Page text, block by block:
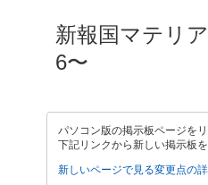
新報国マテリ
6〜
パソコン版の掲示板ページを
下記リンクから新しい掲示板
新しいページで見る変更点の